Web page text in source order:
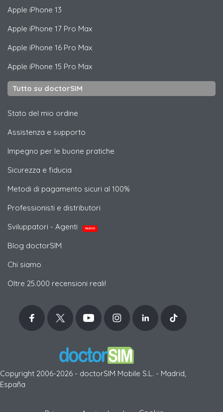
Apple iPhone 13
Apple iPhone 17 Pro Max
Apple iPhone 16 Pro Max
Apple iPhone 15 Pro Max
Tutto su doctorSIM
Stato del mio ordine
Assistenza e supporto
Impegno per le buone pratiche
Sicurezza e fiducia
Metodi di pagamento sicuri al 100%
Professionisti e distributori
Sviluppatori - Agenti
NUOVO
Blog doctorSIM
Chi siamo
Oltre 25.000 recensioni reali!
Copyright 2006-2026 - doctorSIM Mobile S.L. - Madrid,
España